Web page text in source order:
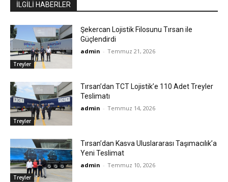
İLGİLİ HABERLER
Treyler
Şekercan Lojistik Filosunu Tırsan ile
Güçlendirdi
admin - Temmuz 21, 2026
Treyler
Tırsan’dan TCT Lojistik’e 110 Adet Treyler
Teslimatı
admin - Temmuz 14, 2026
Treyler
Tırsan’dan Kasva Uluslararası Taşımacılık’a
Yeni Teslimat
admin - Temmuz 10, 2026